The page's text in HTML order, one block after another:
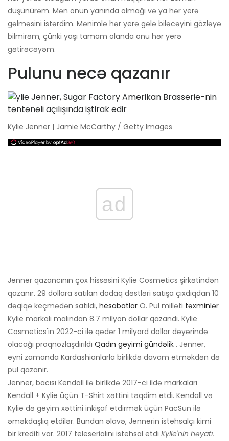
düşünürəm. Mən onun yanında olmağı və ya hər yerə
gəlməsini istərdim. Mənimlə hər yerə gələ biləcəyini gözləyə
bilmirəm, çünki yaşı tamam olanda onu hər yerə
gətirəcəyəm.
Pulunu necə qazanır
Kylie Jenner | Jamie McCarthy / Getty Images
ad
Jenner qazancının çox hissəsini Kylie Cosmetics şirkətindən
qazanır. 29 dollara satılan dodaq dəstləri satışa çıxdıqdan 10
dəqiqə keçmədən satıldı, hesabatlar O. Pul milləti təxminlər
Kylie markalı malından 8.7 milyon dollar qazandı. Kylie
Cosmetics'in 2022-ci ilə qədər 1 milyard dollar dəyərində
olacağı proqnozlaşdırıldı Qadın geyimi gündəlik . Jenner,
eyni zamanda Kardashianlarla birlikdə davam etməkdən də
pul qazanır.
Jenner, bacısı Kendall ilə birlikdə 2017-ci ildə markaları
Kendall + Kylie üçün T-Shirt xəttini təqdim etdi. Kendall və
Kylie də geyim xəttini inkişaf etdirmək üçün PacSun ilə
əməkdaşlıq etdilər. Bundan əlavə, Jennerin istehsalçı kimi
bir krediti var. 2017 teleserialını istehsal etdi Kylie'nin həyatı.